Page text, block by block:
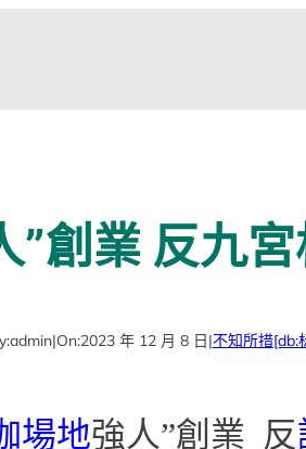
”創業 反九
admin|On:2023 年 12 月 8 日|不知所措[db:
場地強人”創業 反